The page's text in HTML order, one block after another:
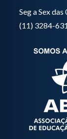
Seg a Sex das
(11) 3284-